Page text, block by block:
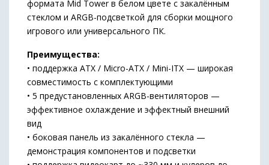
формата Mid Tower в белом цвете с закалённым
стеклом и ARGB-подсветкой для сборки мощного
игрового или универсального ПК.
Преимущества:
• поддержка ATX / Micro-ATX / Mini-ITX — широкая
совместимость с комплектующими
• 5 предустановленных ARGB-вентиляторов —
эффективное охлаждение и эффектный внешний
вид
• боковая панель из закалённого стекла —
демонстрация компонентов и подсветки